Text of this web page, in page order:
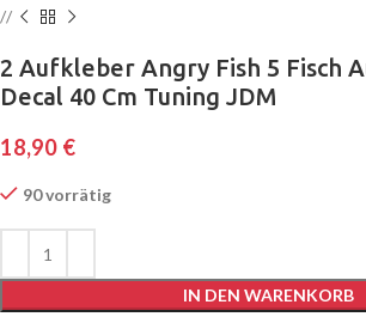
2 Aufkleber Angry Fish 5 Fisch
Decal 40 Cm Tuning JDM
18,90 €
90 vorrätig
IN DEN WARENKORB